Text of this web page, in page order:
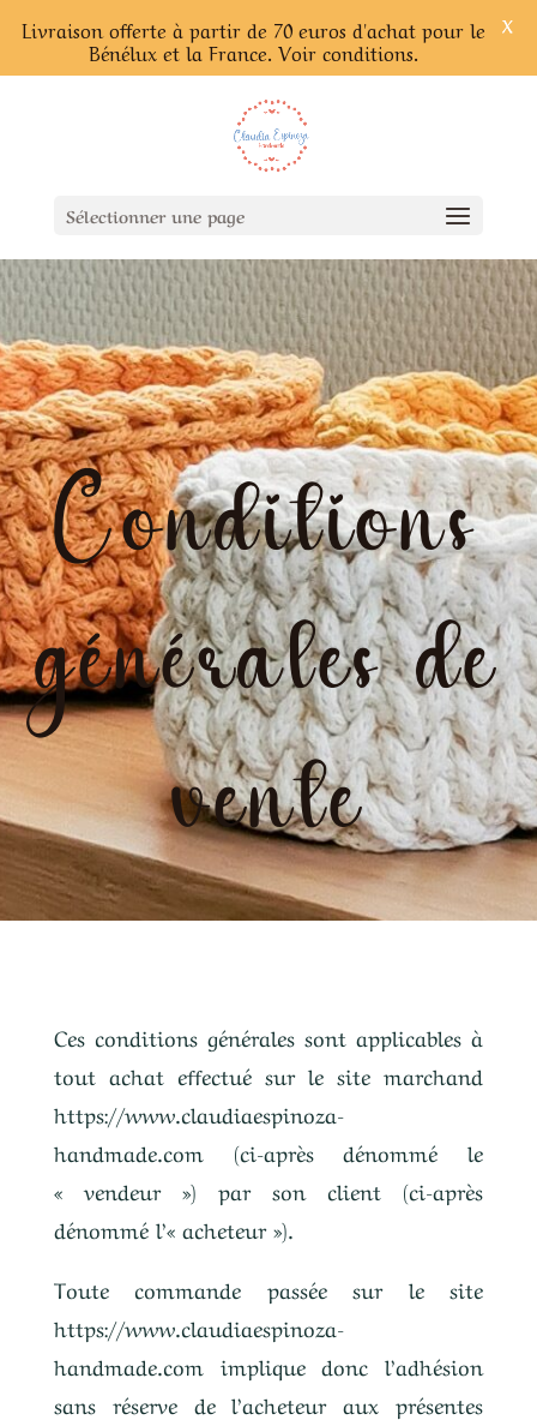
Sélectionner une page
Conditions
générales de
vente
Ces conditions générales sont applicables à
tout achat effectué sur le site marchand
https://www.claudiaespinoza-
handmade.com (ci-après dénommé le
« vendeur ») par son client (ci-après
dénommé l’« acheteur »).
Toute commande passée sur le site
https://www.claudiaespinoza-
handmade.com implique donc l’adhésion
sans réserve de l’acheteur aux présentes
Livraison offerte à partir de 70 euros d'achat pour le
Bénélux et la France. Voir conditions.
X